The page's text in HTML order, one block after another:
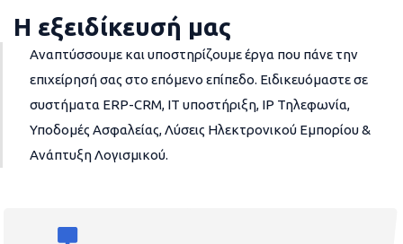
Η εξειδίκευσή μας
Αναπτύσσουμε και υποστηρίζουμε έργα που πάνε την
επιχείρησή σας στο επόμενο επίπεδο. Ειδικευόμαστε σε
συστήματα ERP-CRM, IT υποστήριξη, IP Τηλεφωνία,
Υποδομές Ασφαλείας, Λύσεις Ηλεκτρονικού Εμπορίου &
Ανάπτυξη Λογισμικού.